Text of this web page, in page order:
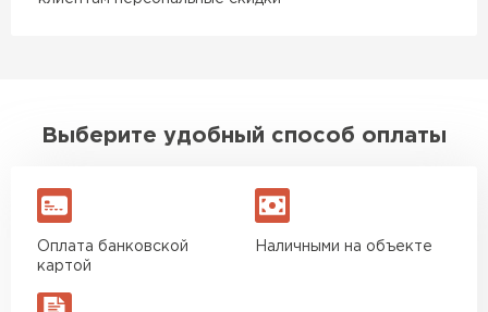
Выберите удобный способ оплаты
Оплата банковской
картой
Наличными на объекте